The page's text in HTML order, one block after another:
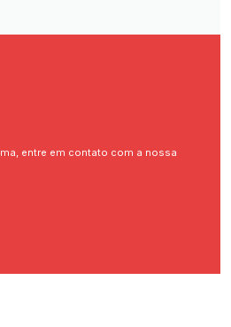
entre em contato com a nossa